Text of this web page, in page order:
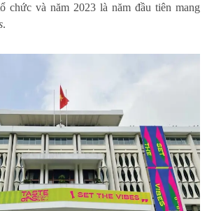
chức và năm 2023 là năm đầu tiên mang
.